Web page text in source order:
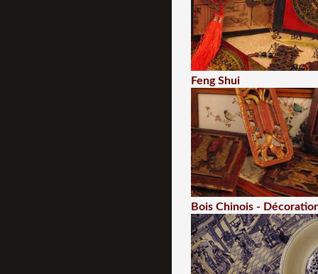
Feng Shui
Bois Chinois -